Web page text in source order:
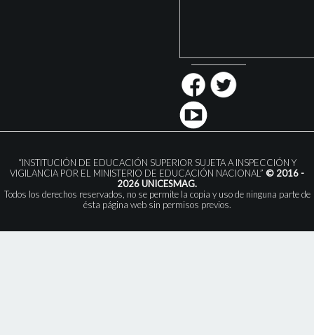
“INSTITUCIÓN DE EDUCACIÓN SUPERIOR SUJETA A INSPECCIÓN Y
VIGILANCIA POR EL MINISTERIO DE EDUCACIÓN NACIONAL” © 2016 -
2026 UNICESMAG.
Todos los derechos reservados, no se permite la copia y uso de ninguna parte de
ésta página web sin permisos previos.